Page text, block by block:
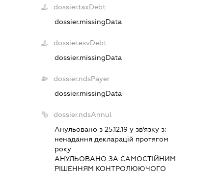
dossier.taxDebt
dossier.missingData
dossier.esvDebt
dossier.missingData
dossier.ndsPayer
dossier.missingData
dossier.ndsAnnul
Анульовано з 25.12.19 у зв'язку з:
ненадання декларацiй протягом
року
АНУЛЬОВАНО ЗА САМОСТIЙНИМ
РIШЕННЯМ КОНТРОЛЮЮЧОГО